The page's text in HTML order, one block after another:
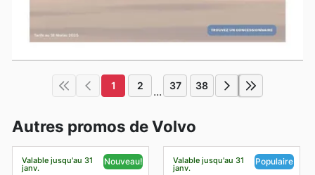
1 2 ... 37 38
Autres promos de Volvo
Valable jusqu'au 31
janv.
Nouveau! Valable jusqu'au 31
janv.
Populaire